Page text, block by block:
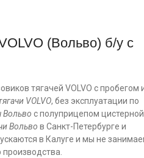
(Вольво) б/у с
тягачей VOLVO с пробегом
VOLVO, без эксплуатации по
Вольво с полуприцепом
Вольво в Санкт-Петербурге и
в Калуге и мы не
производства.